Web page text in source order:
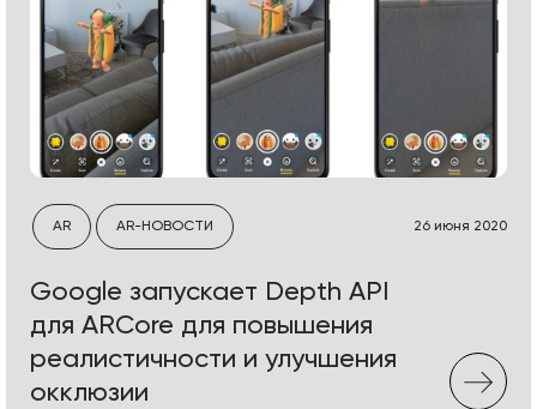
AR AR-НОВОСТИ 26 июня 2020
Google запускает Depth API
для ARCore для повышения
реалистичности и улучшения
окклюзии